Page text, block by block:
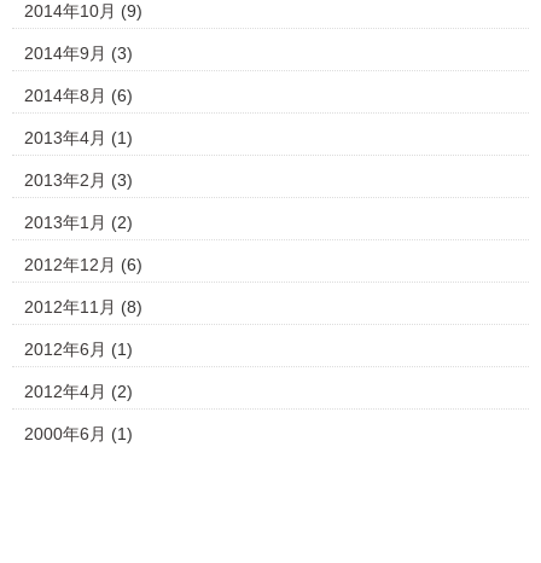
2014年10月 (9)
2014年9月 (3)
2014年8月 (6)
2013年4月 (1)
2013年2月 (3)
2013年1月 (2)
2012年12月 (6)
2012年11月 (8)
2012年6月 (1)
2012年4月 (2)
2000年6月 (1)